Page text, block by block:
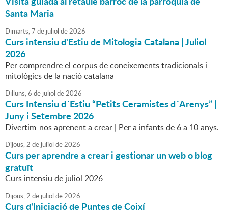
Santa Maria
Dimarts,7 de juliol de2026
Curs intensiu d'Estiu de Mitologia Catalana | Juliol
2026
Per comprendre el corpus de coneixements tradicionals i
mitològics de la nació catalana
Dilluns,6 de juliol de2026
Curs Intensiu d´Estiu “Petits Ceramistes d´Arenys” |
Juny i Setembre 2026
Divertim-nos aprenent a crear | Per a infants de 6 a 10 anys.
Dijous,2 de juliol de2026
Curs per aprendre a crear i gestionar un web o blog
gratuït
Curs intensiu de juliol 2026
Dijous,2 de juliol de2026
Curs d'Iniciació de Puntes de Coixí